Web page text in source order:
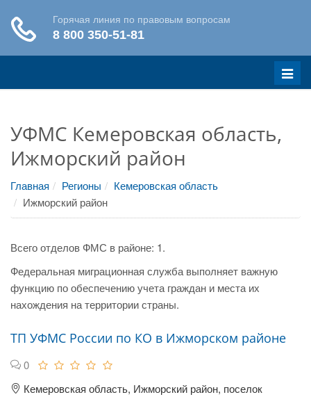
Меню
УФМС Кемеровская область,
Ижморский район
Главная Регионы
Кемеровская область
Ижморский район
Всего отделов ФМС в районе: 1.
Федеральная миграционная служба выполняет важную
функцию по обеспечению учета граждан и места их
нахождения на территории страны.
ТП УФМС России по КО в Ижморском районе
0
Кемеровская область, Ижморский район, поселок